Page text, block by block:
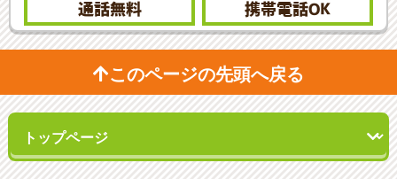
通話無料 携帯電話OK
このページの先頭へ戻る